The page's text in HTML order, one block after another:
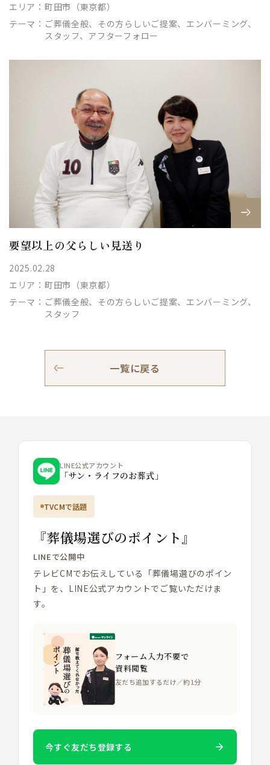
エリア： 町田市（東京都）
テーマ： ご葬儀全般、その方らしいご提案、エンバーミング、
スタッフ、アフターフォロー
要望以上の父らしい見送り
2025.02.28
エリア： 町田市（東京都）
テーマ： ご葬儀全般、その方らしいご提案、エンバーミング、
スタッフ
一覧に戻る
LINE公式アカウント
「サン・ライフのお葬式」
TVCMで話題
『葬儀場選びのポイント』
LINEで公開中
テレビCMでお伝えしている「葬儀場選びのポイン
ト」を、LINE公式アカウントでご覧いただけま
す。
フォーム入力不要で
資料閲覧
友だち追加するだけ／約1分
今すぐ友だち登録する